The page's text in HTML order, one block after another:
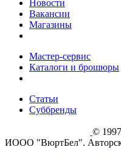
Новости
Вакансии
Магазины
Мастер-сервис
Каталоги и брошюры
Статьи
Суббренды
©
ИООО "ВюртБел".